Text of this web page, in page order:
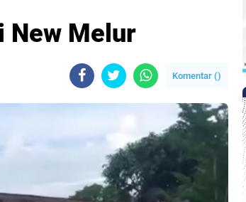
New Melur
Komentar ()